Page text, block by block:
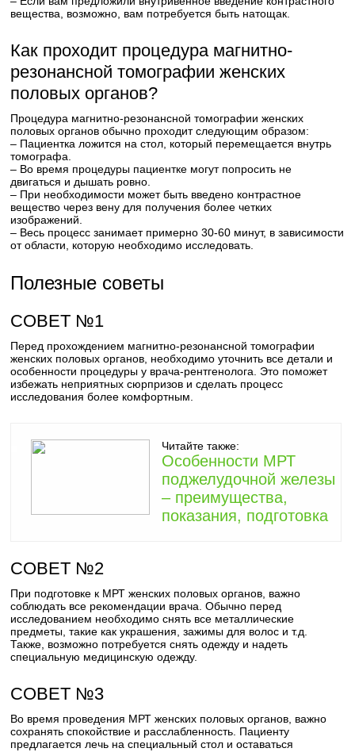
вещества, возможно, вам потребуется быть натощак.
Как проходит процедура магнитно-
резонансной томографии женских
половых органов?
Процедура магнитно-резонансной томографии женских
половых органов обычно проходит следующим образом:
– Пациентка ложится на стол, который перемещается внутрь
томографа.
– Во время процедуры пациентке могут попросить не
двигаться и дышать ровно.
– При необходимости может быть введено контрастное
вещество через вену для получения более четких
изображений.
– Весь процесс занимает примерно 30-60 минут, в зависимости
от области, которую необходимо исследовать.
Полезные советы
СОВЕТ №1
Перед прохождением магнитно-резонансной томографии
женских половых органов, необходимо уточнить все детали и
особенности процедуры у врача-рентгенолога. Это поможет
избежать неприятных сюрпризов и сделать процесс
исследования более комфортным.
Читайте также:
Особенности МРТ
поджелудочной железы
– преимущества,
показания, подготовка
СОВЕТ №2
При подготовке к МРТ женских половых органов, важно
соблюдать все рекомендации врача. Обычно перед
исследованием необходимо снять все металлические
предметы, такие как украшения, зажимы для волос и т.д.
Также, возможно потребуется снять одежду и надеть
специальную медицинскую одежду.
СОВЕТ №3
Во время проведения МРТ женских половых органов, важно
сохранять спокойствие и расслабленность. Пациенту
предлагается лечь на специальный стол и оставаться